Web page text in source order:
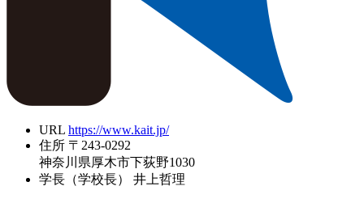
URL https://www.kait.jp/
住所 〒243-0292
神奈川県厚木市下荻野1030
学長（学校長）
井上哲理